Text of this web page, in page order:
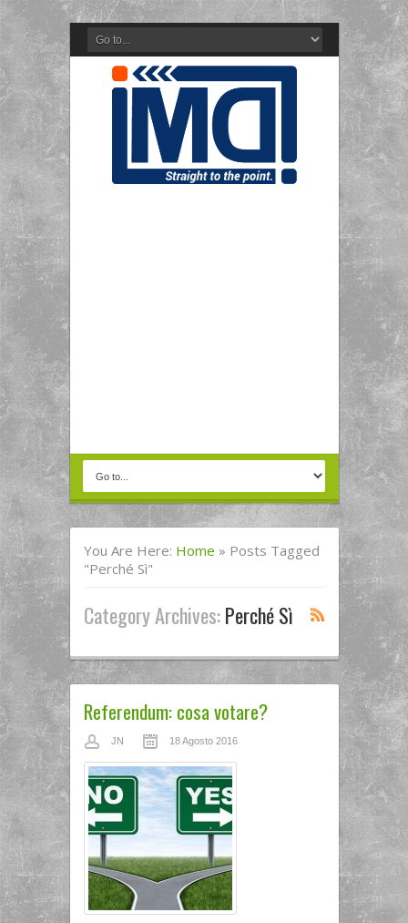
You Are Here: Home » Posts Tagged
"perché Sì"
Category Archives:Perché Sì
Referendum: cosa votare?
JN 18 Agosto 2016